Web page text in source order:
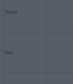
Tolna
Vas